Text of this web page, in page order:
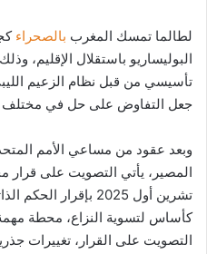
لطالما تمسك المغرب بالصحراء
البوليساريو باستقلال الإقليم،
تأسيسي من قبل نظام الزعيم
جعل التفاوض على حل في مختلف
وبعد عقود من مساعي الأمم
تشرين أول 2025
كأساس لتسوية النزاع، محطة
التصويت على القرار، تغييرات